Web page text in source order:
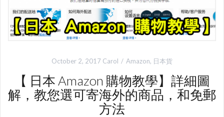
October 2, 2017 Carol Amazon, 日本貨
【 日本 Amazon 購物教學】詳細圖
解，教您選可寄海外的商品，和免郵
方法